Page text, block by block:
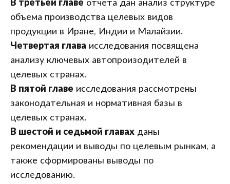
В третьей главе отчета дан анализ структуре
объема производства целевых видов
продукции в Иране, Индии и Малайзии.
Четвертая глава исследования посвящена
анализу ключевых автопроизодителей в
целевых странах.
В пятой главе исследования рассмотрены
законодательная и нормативная базы в
целевых странах.
В шестой и седьмой главах даны
рекомендации и выводы по целевым рынкам, а
также сформированы выводы по
исследованию.